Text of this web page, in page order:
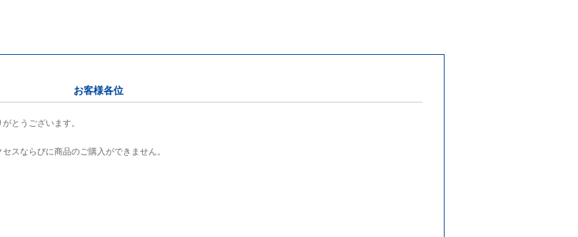
お客様各位
とうございます。
スならびに商品のご購入ができません。